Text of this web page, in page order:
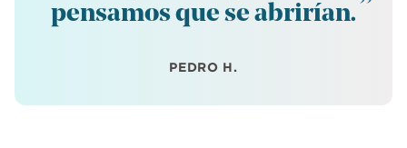
pensamos que se abrirían.
PEDRO H.